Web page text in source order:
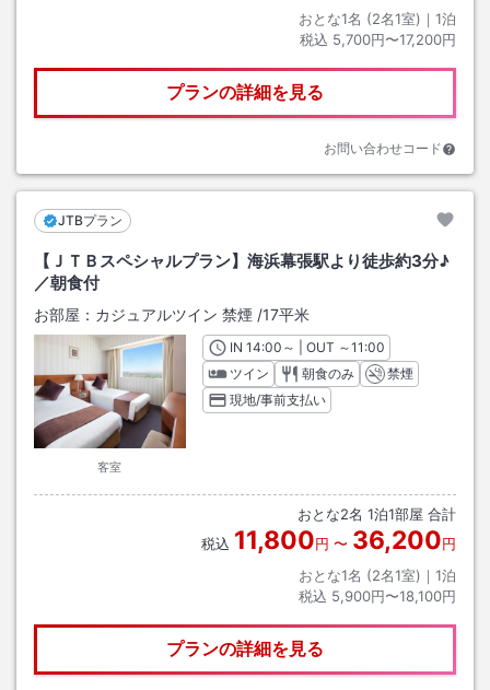
おとな1名 (2名1室)｜ 1泊
税込 5,700円〜17,200円
プランの詳細を見る
お問い合わせコード
JTBプラン
【ＪＴＢスペシャルプラン】海浜幕張駅より徒歩約3分♪
／朝食付
お部屋： カジュアルツイン 禁煙 /17平米
客室
INチェックイン
14:00 ～ | OUT チェックアウト
～11:00
ツイン
朝食のみ
禁煙
現地/事前支払い
おとな2名 1泊1部屋 合計
税込 11,800円 〜 36,200円
おとな1名 (2名1室)｜ 1泊
税込 5,900円〜18,100円
プランの詳細を見る